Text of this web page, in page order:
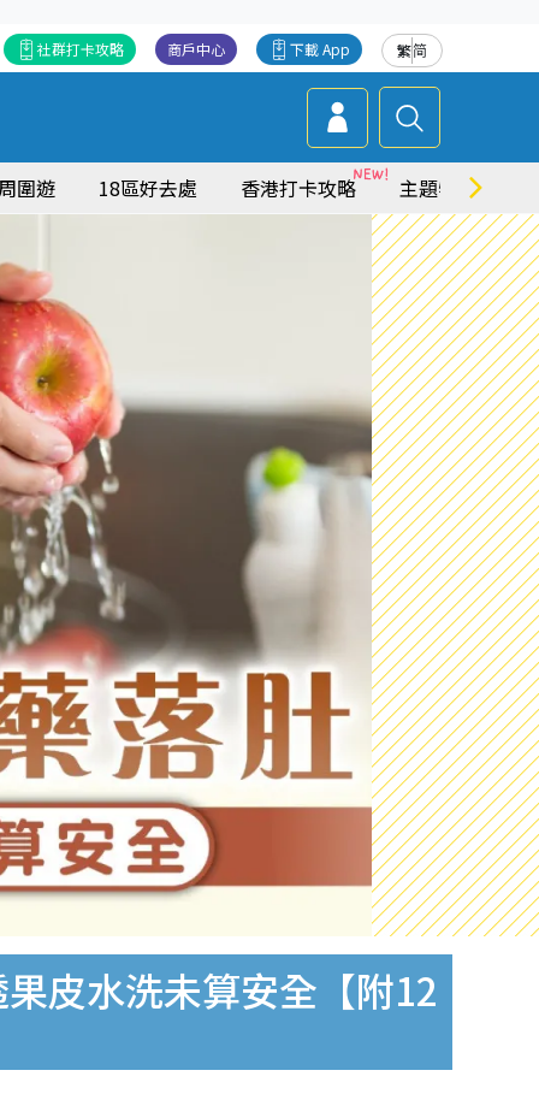
繁简
下載 App
商戶中心
社群打卡攻略
圍遊 18區好去處 香港打卡攻略 主題特集
皮水洗未算安全【附12